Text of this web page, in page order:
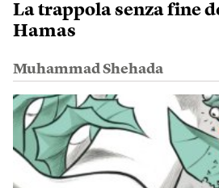
La trappola senza fine
Hamas
Muhammad Shehada